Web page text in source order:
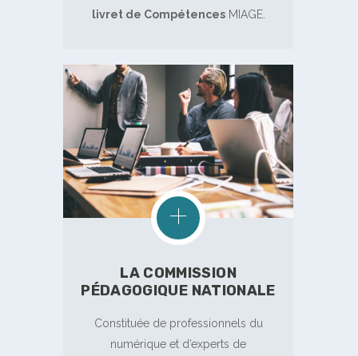
livret de CompétencesMIAGE.
LA COMMISSION
PÉDAGOGIQUE NATIONALE
Constituée de professionnels du
numérique et d’experts de